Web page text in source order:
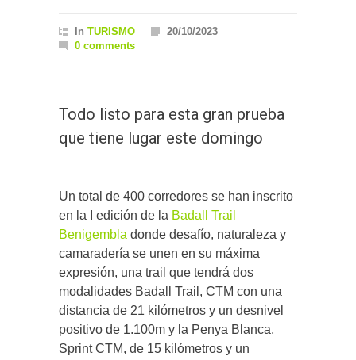
In TURISMO
20/10/2023
0 comments
Todo listo para esta gran prueba
que tiene lugar este domingo
Un total de 400 corredores se han inscrito
en la I edición de la Badall Trail
Benigembla donde desafío, naturaleza y
camaradería se unen en su máxima
expresión, una trail que tendrá dos
modalidades Badall Trail, CTM con una
distancia de 21 kilómetros y un desnivel
positivo de 1.100m y la Penya Blanca,
Sprint CTM, de 15 kilómetros y un